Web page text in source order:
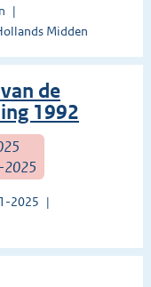
Midden
de
1992
2025
2025